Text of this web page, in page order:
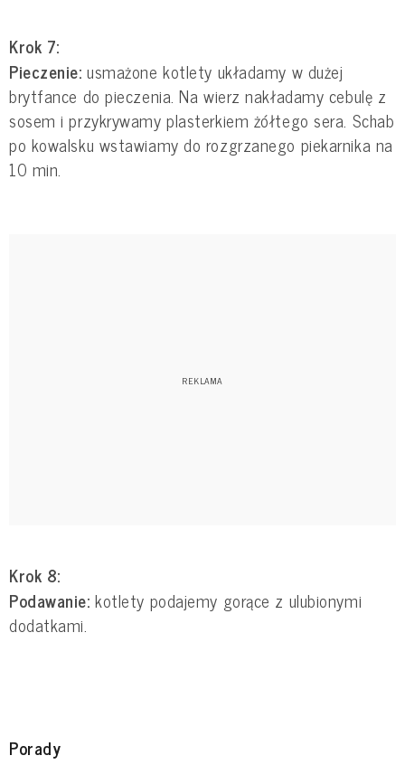
Krok 7:
Pieczenie:usmażone kotlety układamy w dużej
brytfance do pieczenia. Na wierz nakładamy cebulę z
sosem i przykrywamy plasterkiem żółtego sera. Schab
po kowalsku wstawiamy do rozgrzanego piekarnika na
10 min.
Krok 8:
Podawanie: kotlety podajemy gorące z ulubionymi
dodatkami.
Porady